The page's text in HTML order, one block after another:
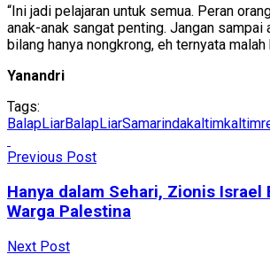
“Ini jadi pelajaran untuk semua. Peran
anak-anak sangat penting. Jangan sampai
bilang hanya nongkrong, eh ternyata malah
Yanandri
Tags:
BalapLiarBalapLiarSamarindakaltim
Previous Post
Hanya dalam Sehari, Zionis Israel
Warga Palestina
Next Post